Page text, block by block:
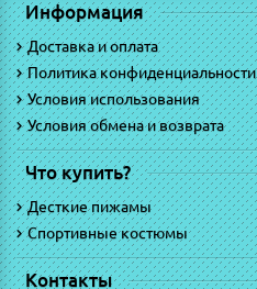
Информация
Доставка и оплата
Политика конфиденциальности
Условия использования
Условия обмена и возврата
Что купить?
Десткие пижамы
Спортивные костюмы
Контакты